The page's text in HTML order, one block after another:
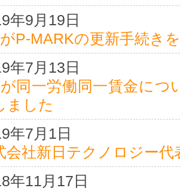
年9月19日
P-MARKの更新手続き
年7月13日
同一労働同一賃金につ
ました
年7月1日
会社新日テクノロジー
年11月17日